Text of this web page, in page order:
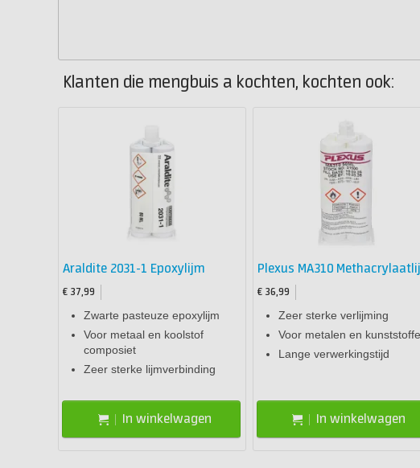
Klanten die mengbuis a kochten, kochten ook:
Araldite 2031-1 Epoxylijm
€ 37,99
Zwarte pasteuze epoxylijm
Voor metaal en koolstof
composiet
Zeer sterke lijmverbinding
In winkelwagen
Plexus MA310
€ 36,99
Zeer sterke verlijming
Voor metalen en
Lange verwerkingstijd
In winkelwagen